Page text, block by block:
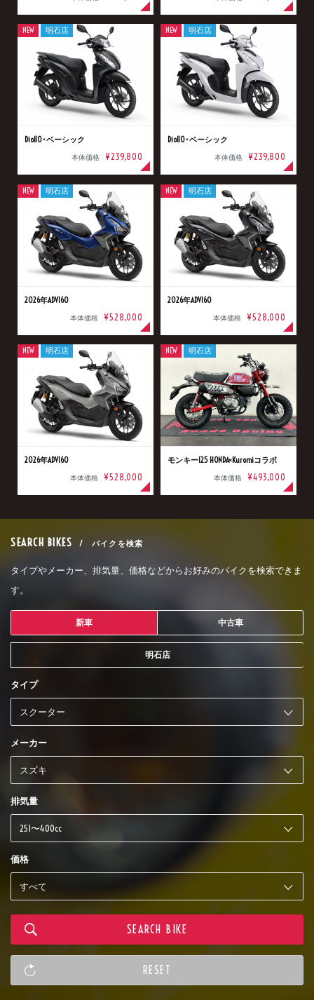
Dio110･ベーシック
本体価格 ¥239,800
NEW 明石店
Dio110･ベーシック
本体価格 ¥239,800
NEW 明石店
2026年ADV160
本体価格 ¥528,000
NEW 明石店
2026年ADV160
本体価格 ¥528,000
NEW 明石店
2026年ADV160
本体価格 ¥528,000
NEW 明石店
モンキー125 HONDA×Kuromiコラボ
本体価格 ¥493,000
NEW 明石店
SEARCH BIKES / バイクを検索
タイプやメーカー、排気量、価格などからお好みのバイクを検索できま
す。
新車 中古車
明石店
タイプ
メーカー
排気量
価格